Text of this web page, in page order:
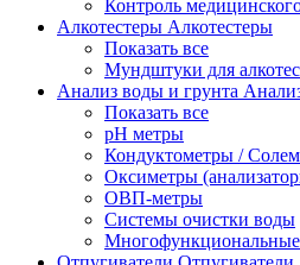
Контроль
Алкотестеры Алкотестеры
Показать все
Мундштуки для
Анализ воды и грунта
Показать все
pH метры
Кондуктометры /
Оксиметры
ОВП-метры
Системы очистки воды